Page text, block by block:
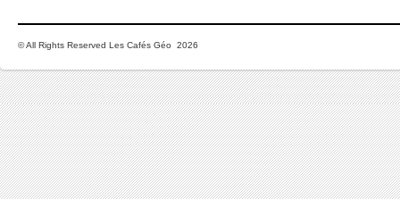
© All Rights Reserved Les Cafés Géo 2026